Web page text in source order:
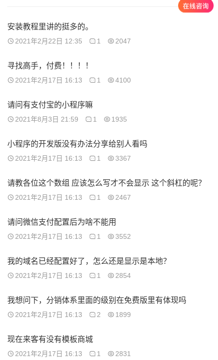
安装教程里讲的挺多的。
2021年2月22日 12:35 1 2047
寻找高手，付费！！！！
2021年2月17日 16:13 1 4100
请问有支付宝的小程序嘛
2021年8月3日 21:59 1 1935
小程序的开发版没有办法分享给别人看吗
2021年2月17日 16:13 1 3367
请教各位这个数组 应该怎么写才不会显示 这个斜杠的呢？
2021年2月17日 16:13 1 2467
请问微信支付配置后为啥不能用
2021年2月17日 16:13 1 3552
我的域名已经配置好了，怎么还是显示是本地？
2021年2月17日 16:13 1 2854
我想问下，分销体系里面的级别在免费版里有体现吗
2021年2月17日 16:13 2 1899
现在来客有没有模板商城
2021年2月17日 16:13 1 2831